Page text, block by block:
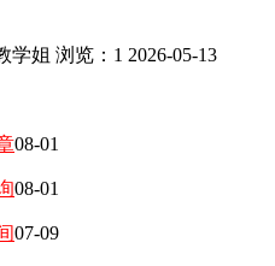
学姐 浏览：1 2026-05-13
08-01
08-01
07-09